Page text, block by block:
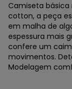
Camiseta
cotton, a peça
em malha de
espessura mais
confere um
movimentos.
Modelagem
Hering -